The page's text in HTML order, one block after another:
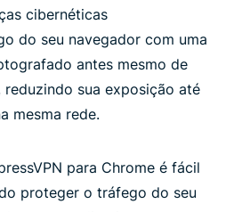
cibernéticas
do seu navegador com uma
antes mesmo de
sua exposição até
mesma rede.
para Chrome é fácil
proteger o tráfego do seu